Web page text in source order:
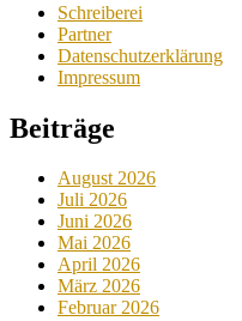
Schreiberei
Partner
Datenschutzerklärung
Impressum
Beiträge
August 2026
Juli 2026
Juni 2026
Mai 2026
April 2026
März 2026
Februar 2026